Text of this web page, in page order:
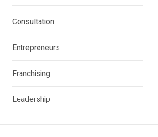
Consultation
Entrepreneurs
Franchising
Leadership